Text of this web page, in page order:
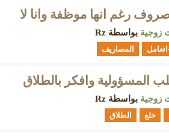
رغم انها موظفة وانا لا
زوجية بواسطة Rz
المصاريف
المسؤولية وافكر بالطلاق
زوجية بواسطة Rz
خلع الطلاق